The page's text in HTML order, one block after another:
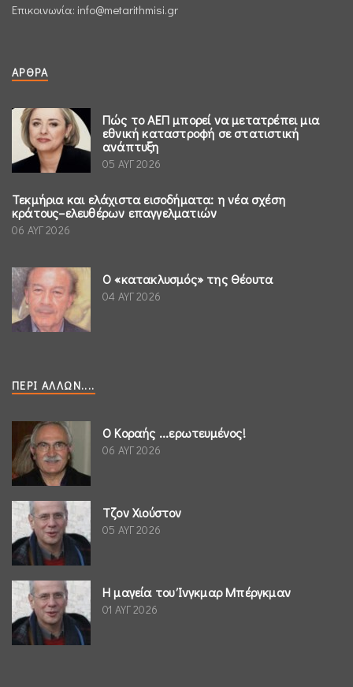
Επικοινωνία: info@metarithmisi.gr
ΆΡΘΡΑ
Πώς το ΑΕΠ μπορεί να μετατρέπει μια
εθνική καταστροφή σε στατιστική
ανάπτυξη
05 ΑΥΓ 2026
Τεκμήρια και ελάχιστα εισοδήματα: η νέα σχέση
κράτους–ελευθέρων επαγγελματιών
06 ΑΥΓ 2026
Ο «κατακλυσμός» της Θέουτα
04 ΑΥΓ 2026
ΠΕΡΊ ΆΛΛΩΝ....
Ο Κοραής ...ερωτευμένος!
06 ΑΥΓ 2026
Τζον Χιούστον
05 ΑΥΓ 2026
Η μαγεία του Ίνγκμαρ Μπέργκμαν
01 ΑΥΓ 2026